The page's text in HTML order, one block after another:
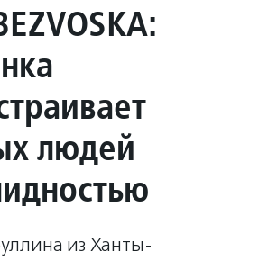
людей
из Ханты-